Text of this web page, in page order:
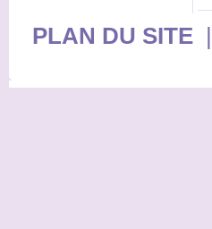
PLAN DU SITE|